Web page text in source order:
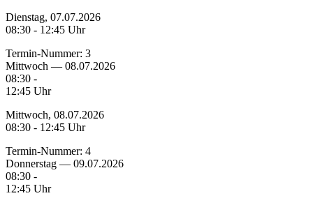
Dienstag, 07.07.2026
08:30 - 12:45 Uhr
Termin-Nummer: 3
Mittwoch — 08.07.2026
08:30 -
12:45 Uhr
Mittwoch, 08.07.2026
08:30 - 12:45 Uhr
Termin-Nummer: 4
Donnerstag — 09.07.2026
08:30 -
12:45 Uhr